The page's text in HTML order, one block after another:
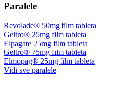
Paralele
Revolade® 50mg film tableta
Geltro® 25mg film tableta
Elpagate 25mg film tableta
Geltro® 75mg film tableta
Elmopag® 25mg film tableta
Vidi sve paralele